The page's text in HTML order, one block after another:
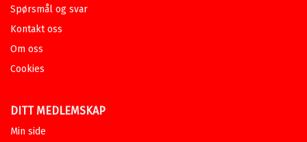
Spørsmål og svar
Kontakt oss
Om oss
Cookies
DITT MEDLEMSKAP
Min side